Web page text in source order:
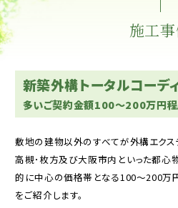
施工
新築外構トータルコーデ
多いご契約金額100～200万円程
敷地の建物以外のすべてが外構エクス
高槻･枚方及び大阪市内といった都心
的に中心の価格帯となる100～200
をご紹介します。